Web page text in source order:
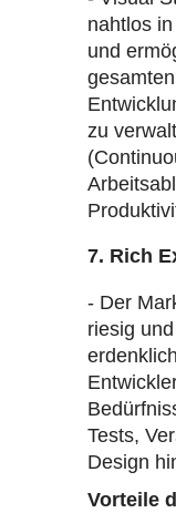
nahtlos
und
zu
7. Rich
- Der
riesig
Tests,
Design
Vorteile